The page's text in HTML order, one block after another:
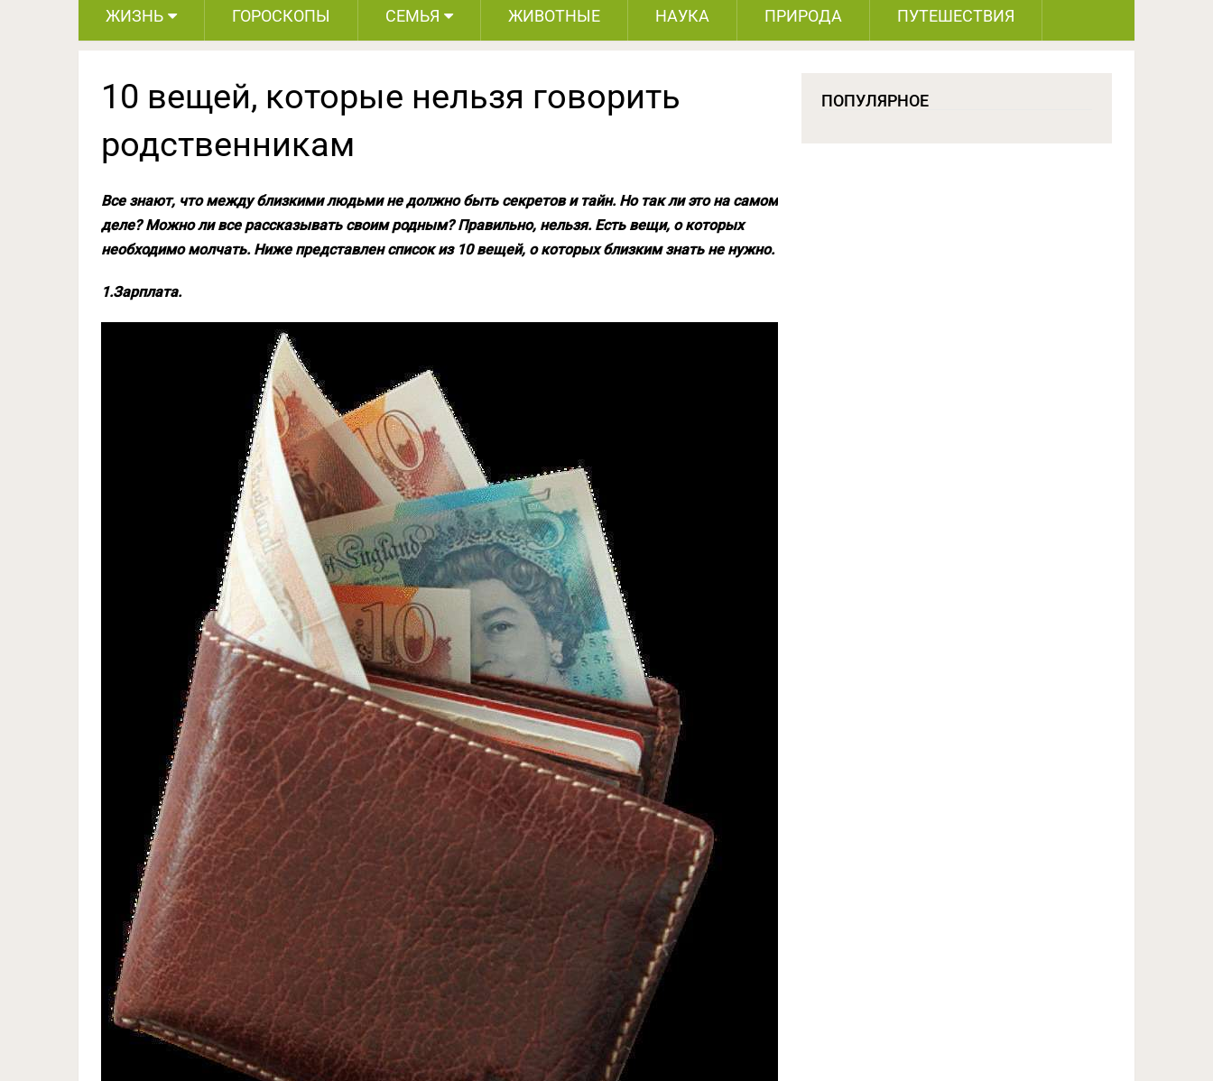
ЖИЗНЬ ГОРОСКОПЫ СЕМЬЯ ЖИВОТНЫЕ НАУКА ПРИРОДА ПУТЕШЕСТВИЯ
10 вещей, которые нельзя говорить
родственникам
Все знают, что между близкими людьми не должно быть секретов и тайн. Но так ли это на самом
деле? Можно ли все рассказывать своим родным? Правильно, нельзя. Есть вещи, о которых
необходимо молчать. Ниже представлен список из 10 вещей, о которых близким знать не нужно.
1.Зарплата.
ПОПУЛЯРНОЕ